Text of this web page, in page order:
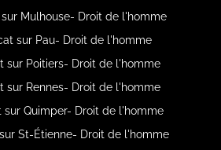
Mulhouse- Droit de l'homme
sur Pau- Droit de l'homme
sur Poitiers- Droit de l'homme
sur Rennes- Droit de l'homme
sur Quimper- Droit de l'homme
St-Étienne- Droit de l'homme